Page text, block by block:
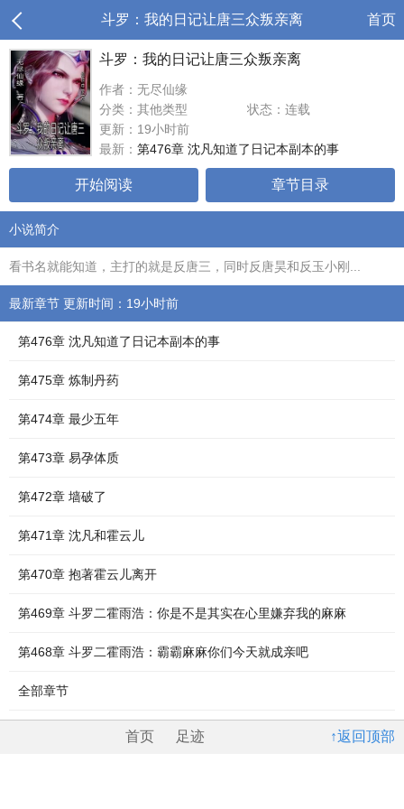
斗罗：我的日记让唐三众叛亲离 首页
斗罗：我的日记让唐三众叛亲离
作者：无尽仙缘
分类：其他类型
状态：连载
更新：19小时前
最新： 第476章 沈凡知道了日记本副本的事
开始阅读 章节目录
小说简介
看书名就能知道，主打的就是反唐三，同时反唐昊和反玉小刚...
最新章节 更新时间：19小时前
第476章 沈凡知道了日记本副本的事
第475章 炼制丹药
第474章 最少五年
第473章 易孕体质
第472章 墙破了
第471章 沈凡和霍云儿
第470章 抱著霍云儿离开
第469章 斗罗二霍雨浩：你是不是其实在心里嫌弃我的麻麻
第468章 斗罗二霍雨浩：霸霸麻麻你们今天就成亲吧
全部章节
↑返回顶部
首页 足迹